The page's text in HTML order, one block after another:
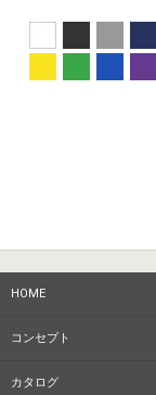
HOME
コンセプト
カタログ